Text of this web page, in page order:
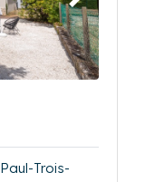
Suivant
Trois-